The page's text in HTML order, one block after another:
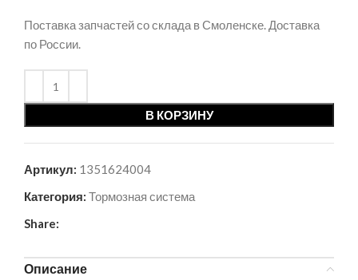
Поставка запчастей со склада в Смоленске. Доставка
по России.
В КОРЗИНУ
Артикул: 1351624004
Категория: Тормозная система
Share:
Описание